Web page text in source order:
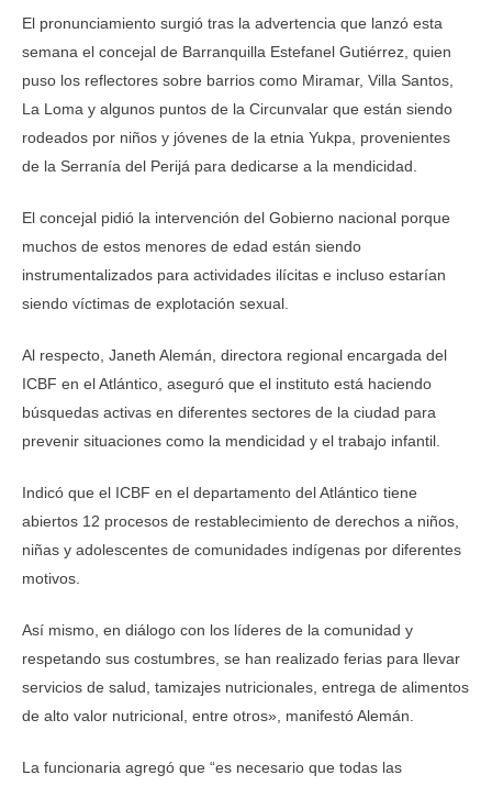
El pronunciamiento surgió tras la advertencia que lanzó esta
semana el concejal de Barranquilla Estefanel Gutiérrez, quien
puso los reflectores sobre barrios como Miramar, Villa Santos,
La Loma y algunos puntos de la Circunvalar que están siendo
rodeados por niños y jóvenes de la etnia Yukpa, provenientes
de la Serranía del Perijá para dedicarse a la mendicidad.
El concejal pidió la intervención del Gobierno nacional porque
muchos de estos menores de edad están siendo
instrumentalizados para actividades ilícitas e incluso estarían
siendo víctimas de explotación sexual.
Al respecto, Janeth Alemán, directora regional encargada del
ICBF en el Atlántico, aseguró que el instituto está haciendo
búsquedas activas en diferentes sectores de la ciudad para
prevenir situaciones como la mendicidad y el trabajo infantil.
Indicó que el ICBF en el departamento del Atlántico tiene
abiertos 12 procesos de restablecimiento de derechos a niños,
niñas y adolescentes de comunidades indígenas por diferentes
motivos.
Así mismo, en diálogo con los líderes de la comunidad y
respetando sus costumbres, se han realizado ferias para llevar
servicios de salud, tamizajes nutricionales, entrega de alimentos
de alto valor nutricional, entre otros», manifestó Alemán.
La funcionaria agregó que “es necesario que todas las